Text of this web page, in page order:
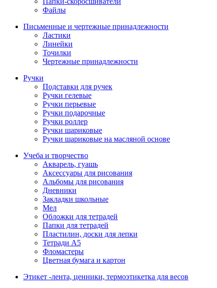
Файлы
Письменные и чертежные принадлежности
Ластики
Линейки
Точилки
Чертежные принадлежности
Ручки
Подставки для ручек
Ручки гелевые
Ручки перьевые
Ручки подарочные
Ручки роллер
Ручки шариковые
Ручки шариковые на масляной основе
Учеба и творчество
Акварель, гуашь
Аксессуары для рисования
Альбомы для рисования
Дневники
Закладки школьные
Мел
Обложки для тетрадей
Папки для тетрадей
Пластилин, доски для лепки
Тетради А5
Фломастеры
Цветная бумага и картон
Этикет -лента, ценники, термоэтикетка для весов